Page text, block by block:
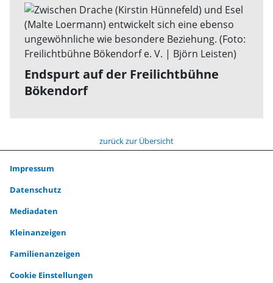
Endspurt auf der Freilichtbühne
Bökendorf
zurück zur Übersicht
Impressum
Datenschutz
Mediadaten
Kleinanzeigen
Familienanzeigen
Cookie Einstellungen